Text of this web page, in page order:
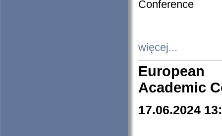
Conference
więcej...
European
Academic
17.06.2024